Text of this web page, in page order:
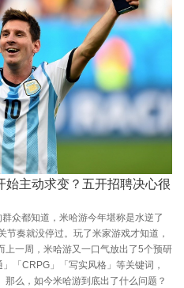
始主动求变？五开招聘决心很
众都知道，米哈游今年堪称是水逆了
奏就没停过。玩了米家游戏才知道，
上一周，米哈游又一口气放出了5个预研
「CRPG」「写实风格」等关键词，
么，如今米哈游到底出了什么问题？